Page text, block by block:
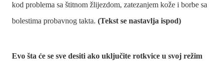
kod problema sa štitnom žlijezdom, zatezanjem kože i borbe sa
bolestima probavnog takta. (Tekst se nastavlja ispod)
Evo šta će se sve desiti ako uključite rotkvice u svoj režim